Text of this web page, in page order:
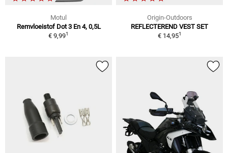
Motul
Remvloeistof Dot 3 En 4, 0,5L
€ 9,991
Origin-Outdoors
REFLECTEREND VEST SET
€ 14,951